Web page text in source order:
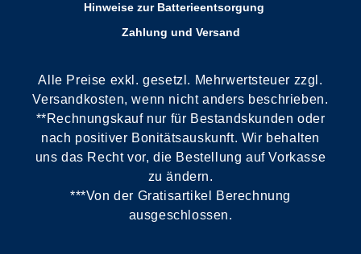
Hinweise zur Batterieentsorgung
Zahlung und Versand
Alle Preise exkl. gesetzl. Mehrwertsteuer zzgl.
Versandkosten, wenn nicht anders beschrieben.
**Rechnungskauf nur für Bestandskunden oder
nach positiver Bonitätsauskunft. Wir behalten
uns das Recht vor, die Bestellung auf Vorkasse
zu ändern.
***Von der Gratisartikel Berechnung
ausgeschlossen.